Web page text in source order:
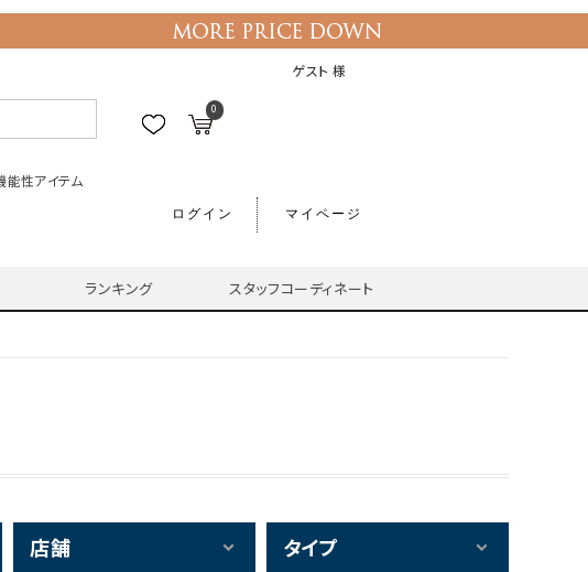
ゲスト 様
0
能性アイテム
ログイン マイページ
ランキング スタッフコーディネート
店舗 タイプ